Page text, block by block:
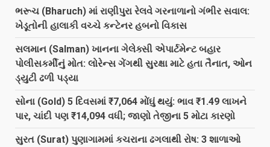
ભરૂચ (Bharuch) માં રાણીપુરા રેલવે ગરનાળાનો ગંભીર સવાલ:
ખેડૂતોની હાલાકી વચ્ચે કન્ટેનર હબનો વિકાસ
સલમાન (Salman) ખાનના ગેલેક્સી એપાર્ટમેન્ટ બહાર
પોલીસકર્મીનું મોત: લોરેન્સ ગેંગથી સુરક્ષા માટે હતા તૈનાત, ઓન
ડ્યુટી ઢળી પડ્યા
સોના (Gold) 5 દિવસમાં ₹7,064 મોંઘું થયું: ભાવ ₹1.49 લાખને
પાર, ચાંદી પણ ₹14,094 વધી; જાણો તેજીના 5 મોટા કારણો
સુરત (Surat) પુણાગામમાં કચરાના ઢગલાથી રોષ: 3 શાળાઓ